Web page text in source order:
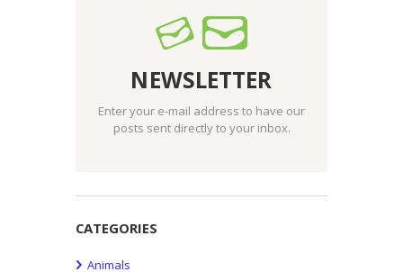
NEWSLETTER
Enter your e-mail address to have our
posts sent directly to your inbox.
CATEGORIES
Animals